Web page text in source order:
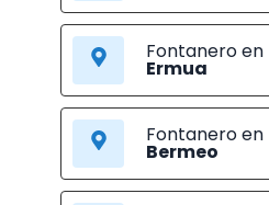
Fontanero en
Ermua
Fontanero en
Bermeo